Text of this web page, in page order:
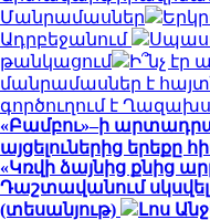
Մանրամասներ
Ադրբեջանում
թանկացում
Ի՞նչ էր
մանրամասներ է
գործուղում է
«Բամբու»–ի
այցելուներից
«Կռվի ձայնից քնից
Դաշտավանում սկսվել
(տեսանյութ)
Լոս